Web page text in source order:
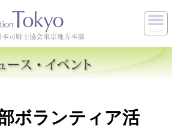
メニュー
ボランティア活